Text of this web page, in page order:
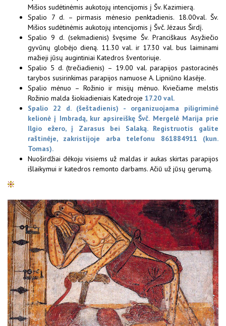
Mišios sudėtinėmis aukotojų intencijomis į Šv. Kazimierą.
Spalio 7 d. – pirmasis mėnesio penktadienis. 18.00val. Šv.
Mišios sudėtinėmis aukotojų intencijomis į Švč. Jėzaus Širdį.
Spalio 9 d. (sekmadienis) švęsime Šv. Pranciškaus Asyžiečio
gyvūnų globėjo dieną. 11.30 val. ir 17.30 val. bus laiminami
mažieji jūsų augintiniai Katedros šventoriuje.
Spalio 5 d. (trečiadienis) – 19.00 val. parapijos pastoracinės
tarybos susirinkimas parapijos namuose A. Lipniūno klasėje.
Spalio mėnuo – Rožinio ir misijų mėnuo. Kviečiame melstis
Rožinio malda šiokiadieniais Katedroje 17.20 val.
Spalio 22 d. (šeštadienis) - organizuojama piligriminė
kelionė į Imbradą, kur apsireiškę Švč. Mergelė Marija prie
Ilgio ežero, į Zarasus bei Salaką. Registruotis galite
raštinėje, zakristijoje arba telefonu 861884911 (kun.
Tomas).
Nuoširdžiai dėkoju visiems už maldas ir aukas skirtas parapijos
išlaikymui ir katedros remonto darbams. Ačiū už jūsų gerumą.